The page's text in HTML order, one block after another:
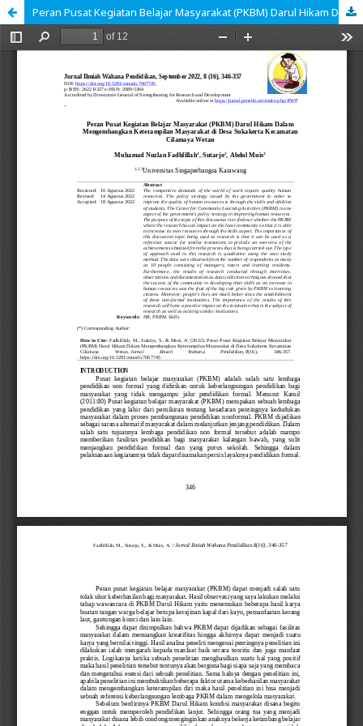
Peran Pusat Kegiatan Belajar Masyarakat (PKBM) Darul Hikam Dalam Mengembangkan Keterampilan Masyarakat di Desa Sukakerta Kecamatan Cilamaya Wetan